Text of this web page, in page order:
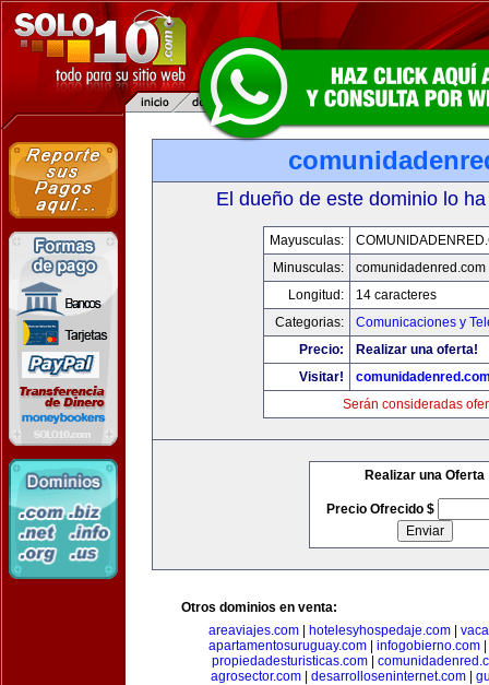
El dueño de este dominio lo
Mayusculas:
Minusculas:
comunidadenred.com
Longitud:
14 caracteres
Categorias:
Comunicaciones y
Precio:
Realizar una oferta!
Visitar!
Serán consideradas
Realizar una Oferta
Precio Ofrecido $
Otros dominios en venta:
areaviajes.com
hotelesyhospedaje.com
apartamentosuruguay.com
infogobierno.com
propiedadesturisticas.com|
agrosector.com
desarrolloseninternet.com